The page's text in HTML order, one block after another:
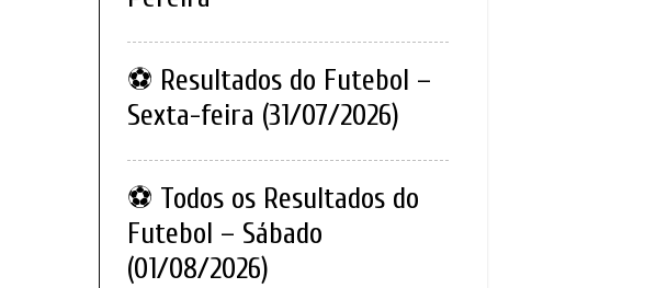
⚽ Resultados do Futebol –
Sexta-feira (31/07/2026)
⚽ Todos os Resultados do
Futebol – Sábado
(01/08/2026)